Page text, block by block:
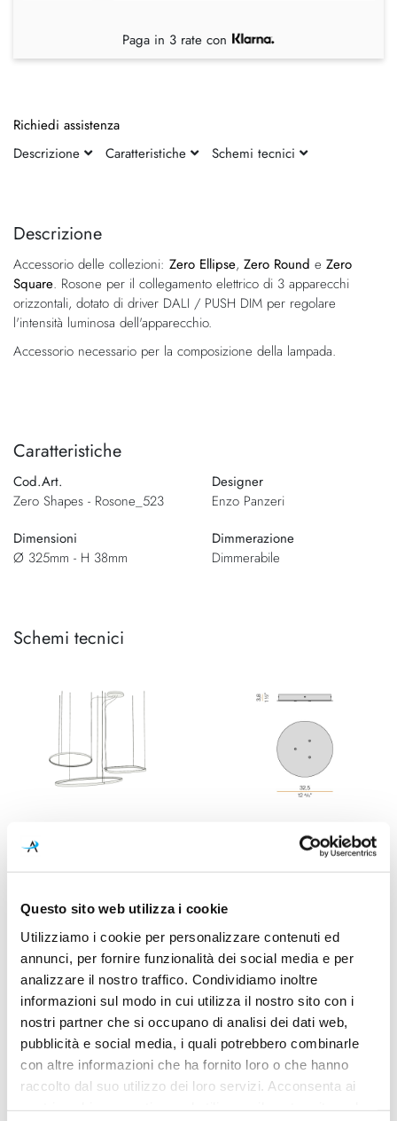
Questo sito web utilizza i cookie
Utilizziamo i cookie per personalizzare contenuti ed
annunci, per fornire funzionalità dei social media e per
analizzare il nostro traffico. Condividiamo inoltre
informazioni sul modo in cui utilizza il nostro sito con i
nostri partner che si occupano di analisi dei dati web,
pubblicità e social media, i quali potrebbero combinarle
con altre informazioni che ha fornito loro o che hanno
raccolto dal suo utilizzo dei loro servizi. Acconsenta ai
fine
galleria
di
immagini
della
di
immagini
Descrizione
Accessorio delle collezioni: Zero Ellipse, Zero Round e Zero
Square. Rosone per il collegamento elettrico di 3 apparecchi
orizzontali, dotato di driver DALI / PUSH DIM per regolare
l'intensità luminosa dell'apparecchio.
Accessorio necessario per la composizione della lampada.
Caratteristiche
Cod.Art.
Zero Shapes - Rosone_523
Designer
Enzo Panzeri
Dimensioni
Ø 325mm - H 38mm
Dimmerazione
Dimmerabile
Schemi tecnici
Accessori:
Panzeri
Zero Ellipse
Panzeri
Zero Round_75
Paga in 3 rate con
Richiedi assistenza
Descrizione
Caratteristiche Schemi tecnici